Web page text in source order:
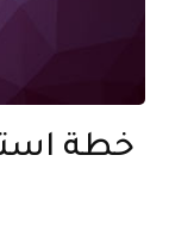
خطة